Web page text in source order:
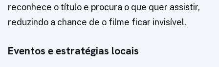
reconhece o título e procura o que quer assistir,
reduzindo a chance de o filme ficar invisível.
Eventos e estratégias locais